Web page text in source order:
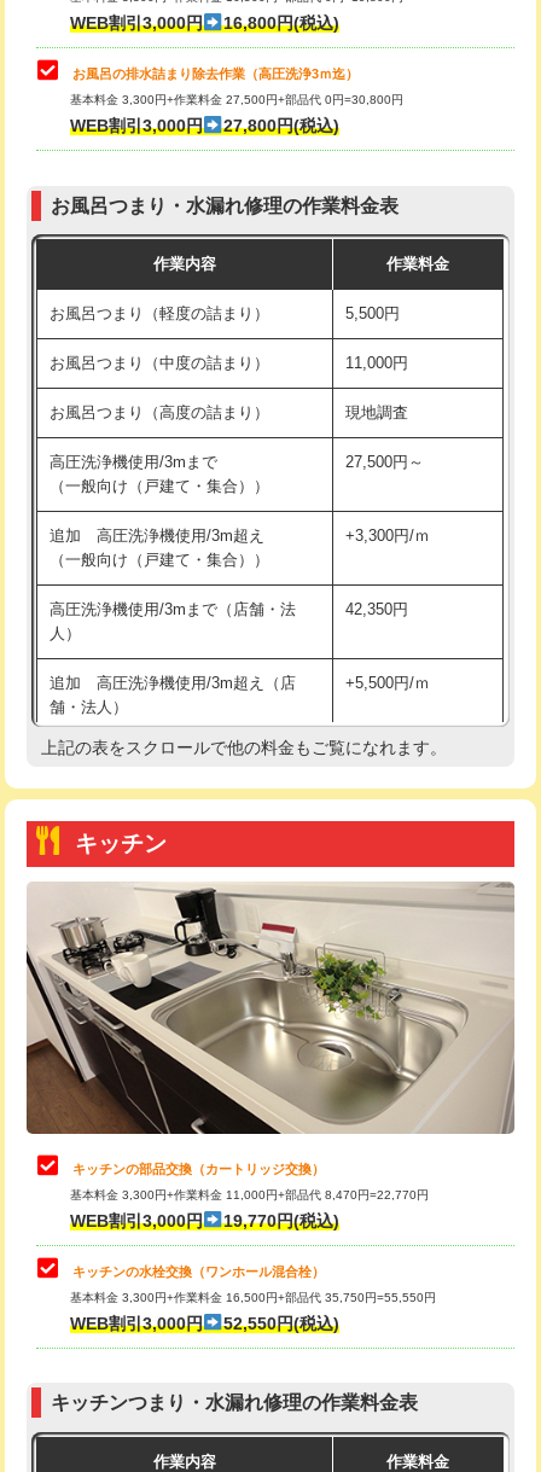
小便器トイレ脱着
その他部品の脱着 8,800円～
交換・取付（タンク）
交換・取付（普通便座） 11,000円+材料費
交換・取付（温水洗浄便座） 16,500円+材料費
交換・取付(単水栓（壁付・デッキ
式）)
13,200円+材料費
交換・取付(混合水栓（壁付・デッキ
式・ワンホール）)
16,500円+材料費
交換・取付(排水栓・排水トラップ
（P/S/ポップアップ））
22,000円+材料費
交換・取付（その他部品） 11,000円+材料費
持込商品取付（単水栓） 13,200円
持込商品取付（混合水栓）
持込商品取付（浄水器・分岐水栓） 16,500円
持込商品取付（温水洗浄便座） 22,000円
持込商品取付（普通便座⇔温水洗浄便
22,000円
給水管工事※（ホール加工)
給水管工事※（バンド止め) 3,300円
給水管工事※（支持金具設置) 5,500円
給水管工事※（保温材使用（バンド止
め込み）)
5,500円
給水管工事※（土の掘削・埋め戻し作
11,000円
給水管工事※（塩ビ管（VP・HI）使
用/3ｍまで)
給水管工事※（塩ビ管（VP・HI）使
用（追加）/3ｍ超え)
給水管工事※（ライニング鋼管・銅
管・ポリ管・HT管使用/3ｍまで)
44,000円
管・ポリ管・HT管使用/3ｍ超え)
排水管工事（土の掘削・埋め戻し作
11,000円~
WEB割引3,000円 16,800円(税込)
お風呂の排水詰まり除去作業（高圧洗浄3ｍ迄）
基本料金 3,300円+作業料金 27,500円+部品代 0円=30,800円
WEB割引3,000円 27,800円(税込)
お風呂つまり・水漏れ修理の作業料金表
作業内容 作業料金
お風呂つまり（軽度の詰まり） 5,500円
お風呂つまり（中度の詰まり） 11,000円
お風呂つまり（高度の詰まり） 現地調査
高圧洗浄機使用/3mまで
（一般向け（戸建て・集合））
27,500円～
追加 高圧洗浄機使用/3m超え
（一般向け（戸建て・集合））
+3,300円/ｍ
高圧洗浄機使用/3mまで（店舗・法
人）
42,350円
追加 高圧洗浄機使用/3m超え（店
舗・法人）
+5,500円/ｍ
高度高圧洗浄換 現地調査
トーラー機使用/3mまで
追加トーラー機使用/3m超え +3,300円
カメラ調査 33,000円
桝清掃 8,800円
止水・漏水調査・防水処理・清掃・修
理・調整・分解・加工など（軽作業）
11,000円
止水・漏水調査・防水処理・清掃・修
理・調整・分解・加工など（中作業）
22,000円
止水・漏水調査・防水処理・清掃・修
理・調整・分解・加工など（重作業）
33,000円
お風呂タンク脱着
その他部品の脱着
上記の表をスクロールで他の料金もご覧になれます。
キッチン
キッチンの部品交換（カートリッジ交換）
基本料金 3,300円+作業料金 11,000円+部品代 8,470円=22,770円
WEB割引3,000円 19,770円(税込)
キッチンの水栓交換（ワンホール混合栓）
基本料金 3,300円+作業料金 16,500円+部品代 35,750円=55,550円
WEB割引3,000円 52,550円(税込)
キッチンつまり・水漏れ修理の作業料金表
作業内容 作業料金